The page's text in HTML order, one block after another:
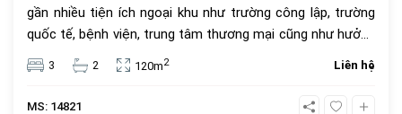
gần nhiều tiện ích ngoại khu như trường công lập, trường
quốc tế, bệnh viện, trung tâm thương mại cũng như hưởng
lợi từ vô số các tiện ích trong khu đô thị Phú Mỹ Hưng.
3 2 120m2 Liên hệ
MS: 14821